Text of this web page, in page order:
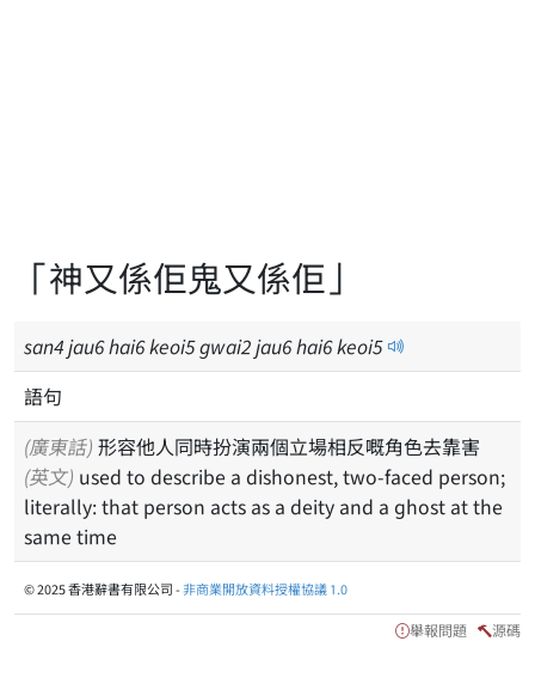
「神又係佢鬼又係佢」
san4jau6hai6keoi5gwai2jau6hai6keoi5
語句
(廣東話) 形容他人同時扮演兩個立場相反嘅角色去靠害
(英文) used to describe a dishonest, two-faced person;
literally: that person acts as a deity and a ghost at the
same time
© 2025 香港辭書有限公司 -非商業開放資料授權協議 1.0
舉報問題 源碼